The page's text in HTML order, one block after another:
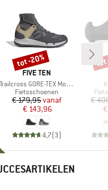
MERK
FIVE TEN
Artikel
Trailcross GORE-TEX Mountain Bike Shoes
Productgroep
Fietsschoenen
Prijs
€ 179,95Verlaagde prijs
vanaf
€ 143,96
4,7(3)
Korting
tot -20%
€